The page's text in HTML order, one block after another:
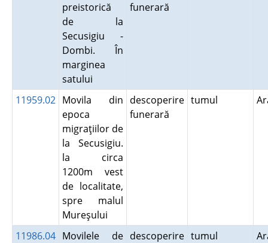
preistorică
de la
Secusigiu -
Dombi. În
marginea
satului
funerară
11959.02 Movila din
epoca
migraţiilor de
la Secusigiu.
la circa
1200m vest
de localitate,
spre malul
Mureşului
descoperire
funerară
tumul
11986.04 Movilele de descoperire tumul